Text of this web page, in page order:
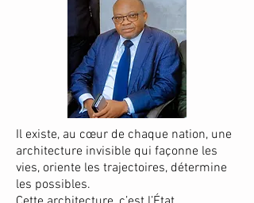
Il existe, au cœur de chaque nation, une
architecture invisible qui façonne les
vies, oriente les trajectoires, détermine
les possibles.